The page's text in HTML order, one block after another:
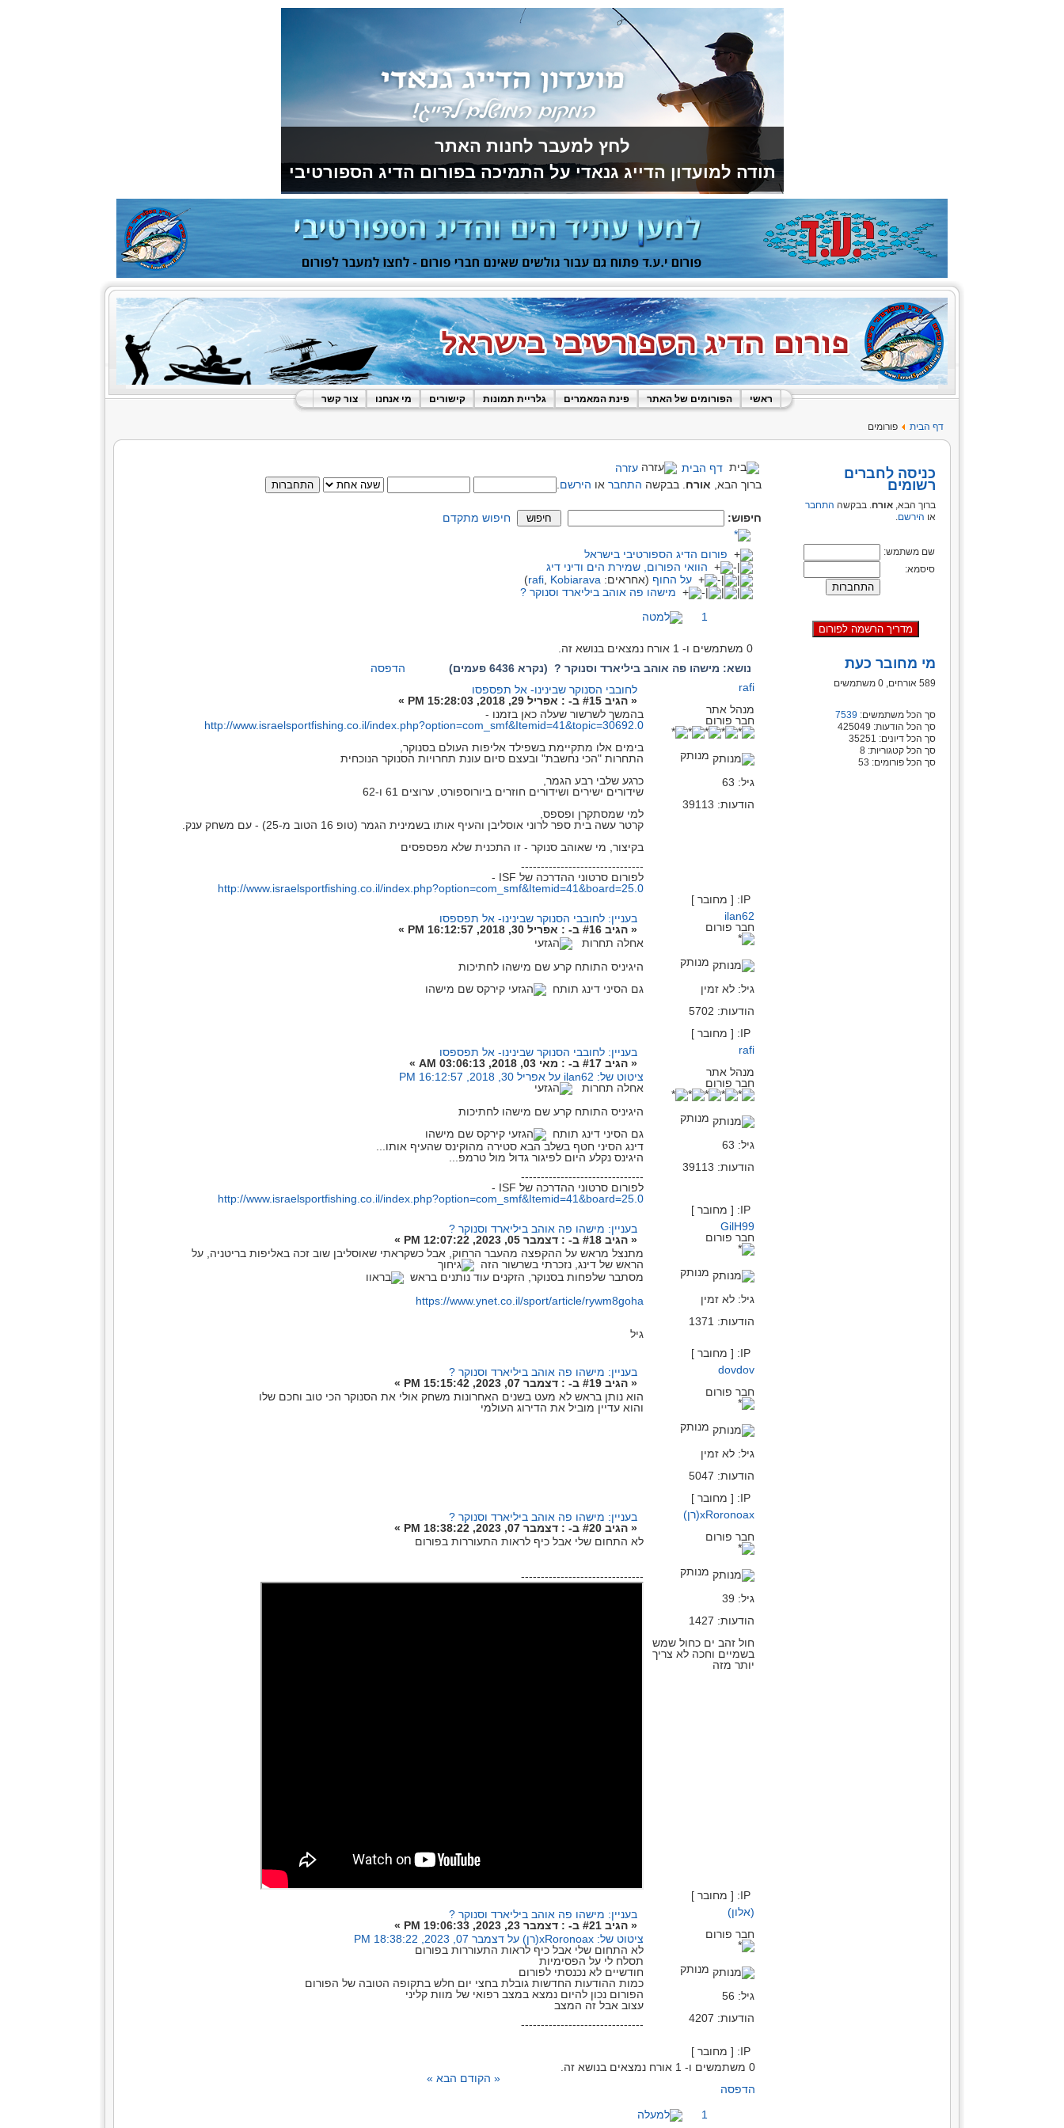
לחץ למעבר לחנות האתר
תודה למועדון הדייג גנאדי על התמיכה בפורום הדיג הספורטיבי
ראשי הפורומים של האתר פינת המאמרים גלריית תמונות קישורים מי אנחנו צור קשר
דף הבית פורומים
כניסה לחברים
רשומים
ברוך הבא, אורח. בבקשה התחבר
או הירשם.
שם משתמש:
סיסמא:
מי מחובר כעת
589 אורחים, 0 משתמשים
סך הכל משתמשים: 7539
סך הכל הודעות: 425049
סך הכל דיונים: 35251
סך הכל קטגוריות: 8
סך הכל פורומים: 53
דף הבית
עזרה
ברוך הבא, אורח . בבקשה התחבר או הירשם
חיפוש: חיפוש מתקדם
פורום הדיג הספורטיבי בישראל
הוואי הפורום, שמירת הים ודיני דיג
על החוף (אחראים: rafi Kobiarava
)
מישהו פה אוהב ביליארד וסנוקר ?
1
0 משתמשים ו- 1 אורח נמצאים בנושא זה.
נושא: מישהו פה אוהב ביליארד וסנוקר ? (נקרא 6436 פעמים)
הדפסה
rafi
מנהל אתר
חבר פורום
מנותק
גיל: 63
הודעות: 39113
לחובבי הסנוקר שבינינו- אל תפספסו
« הגיב #15 ב- :
אפריל 29, 2018, 15:28:03 PM »
בהמשך לשרשור שעלה כאן בזמנו -
http://www.israelsportfishing.co.il/index.php?option=com_smf&Itemid=41&topic=30692.0
בימים אלו מתקיימת בשפילד אליפות העולם בסנוקר,
התחרות "הכי נחשבת" ובעצם סיום עונת תחרויות הסנוקר הנוכחית
כרגע שלבי רבע הגמר,
שידורים ישירים ושידורים חוזרים ביורוספורט, ערוצים 61 ו-62
למי שמסתקרן ופספס,
קרטר עשה בית ספר לרוני אוסליבן והעיף אותו בשמינית הגמר (טופ 16 הטוב מ-25) - עם משחק ענק.
בקיצור, מי שאוהב סנוקר - זו התכנית שלא מפספסים
-------------------------------
לפורום סרטוני ההדרכה של ISF -
http://www.israelsportfishing.co.il/index.php?option=com_smf&Itemid=41&board=25.0
ilan62
חבר פורום
מנותק
גיל: לא זמין
הודעות: 5702
בעניין: לחובבי הסנוקר שבינינו- אל תפספסו
« הגיב #16 ב- :
אפריל 30, 2018, 16:12:57 PM »
אחלה תחרות
היגיניס התותח קרע שם מישהו לחתיכות
גם הסיני דינג תותח
קירקס שם מישהו
rafi
מנהל אתר
חבר פורום
מנותק
גיל: 63
הודעות: 39113
בעניין: לחובבי הסנוקר שבינינו- אל תפספסו
« הגיב #17 ב- :
מאי 03, 2018, 03:06:13 AM »
ציטוט של: ilan62 על אפריל 30, 2018, 16:12:57 PM
אחלה תחרות
היגיניס התותח קרע שם מישהו לחתיכות
גם הסיני דינג תותח
קירקס שם מישהו
דינג הסיני חטף בשלב הבא סטירה מהוקינס שהעיף אותו...
היגינס נקלע היום לפיגור גדול מול טרמפ...
-------------------------------
לפורום סרטוני ההדרכה של ISF -
http://www.israelsportfishing.co.il/index.php?option=com_smf&Itemid=41&board=25.0
GilH99
חבר פורום
מנותק
גיל: לא זמין
הודעות: 1371
בעניין: מישהו פה אוהב ביליארד וסנוקר ?
« הגיב #18 ב- :
דצמבר 05, 2023, 12:07:22 PM »
מתנצל מראש על ההקפצה מהעבר הרחוק, אבל כשקראתי שאוסליבן שוב זכה באליפות בריטניה, על
הראש של דינג, נזכרתי בשרשור הזה
מסתבר שלפחות בסנוקר, הזקנים עוד נותנים בראש
https://www.ynet.co.il/sport/article/rywm8goha
גיל
dovdov
חבר פורום
מנותק
גיל: לא זמין
הודעות: 5047
בעניין: מישהו פה אוהב ביליארד וסנוקר ?
« הגיב #19 ב- :
דצמבר 07, 2023, 15:15:42 PM »
הוא נותן בראש לא מעט בשנים האחרונות משחק אולי את הסנוקר הכי טוב וחכם שלו
והוא עדיין מוביל את הדירוג העולמי
xRoronoax(רן)
חבר פורום
מנותק
גיל: 39
הודעות: 1427
חול זהב ים כחול שמש
בשמיים וחכה לא צריך
יותר מזה
בעניין: מישהו פה אוהב ביליארד וסנוקר ?
« הגיב #20 ב- :
דצמבר 07, 2023, 18:38:22 PM »
לא התחום שלי אבל כיף לראות התעוררות בפורום
-------------------------------
(אלון)
חבר פורום
מנותק
גיל: 56
הודעות: 4207
בעניין: מישהו פה אוהב ביליארד וסנוקר ?
« הגיב #21 ב- :
דצמבר 23, 2023, 19:06:33 PM »
ציטוט של: xRoronoax(רן) על דצמבר 07, 2023, 18:38:22 PM
לא התחום שלי אבל כיף לראות התעוררות בפורום
תסלח לי על הפסימיות
חודשיים לא נכנסתי לפורום
כמות ההודעות החדשות גובלת בחצי יום חלש בתקופה הטובה של הפורום
הפורום נכון להיום נמצא במצב רפואי של מוות קליני
עצוב אבל זה המצב
-------------------------------
0 משתמשים ו- 1 אורח נמצאים בנושא זה.
« הקודם הבא »
הדפסה
1